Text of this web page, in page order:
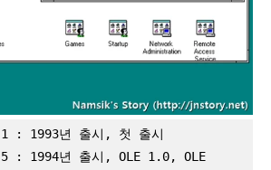
: 1993년 출시, 첫 출시
: 1994년 출시, OLE 1.0, OLE